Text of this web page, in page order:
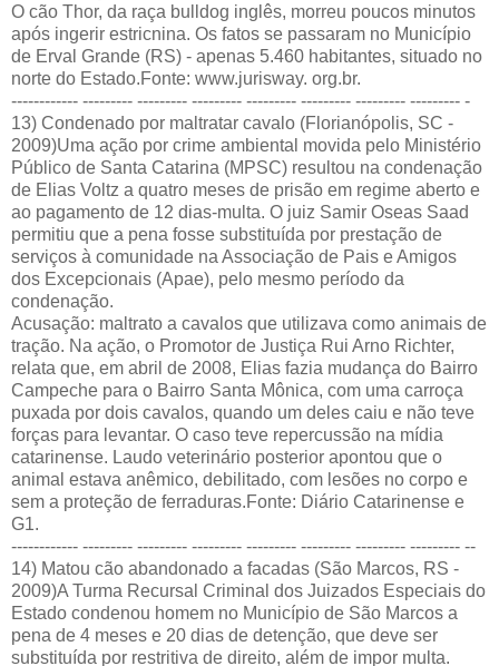
O cão Thor, da raça bulldog inglês, morreu poucos minutos
após ingerir estricnina. Os fatos se passaram no Município
de Erval Grande (RS) - apenas 5.460 habitantes, situado no
norte do Estado.Fonte: www.jurisway. org.br.
------------ --------- --------- --------- --------- --------- --------- --------- -
13) Condenado por maltratar cavalo (Florianópolis, SC -
2009)Uma ação por crime ambiental movida pelo Ministério
Público de Santa Catarina (MPSC) resultou na condenação
de Elias Voltz a quatro meses de prisão em regime aberto e
ao pagamento de 12 dias-multa. O juiz Samir Oseas Saad
permitiu que a pena fosse substituída por prestação de
serviços à comunidade na Associação de Pais e Amigos
dos Excepcionais (Apae), pelo mesmo período da
condenação.
Acusação: maltrato a cavalos que utilizava como animais de
tração. Na ação, o Promotor de Justiça Rui Arno Richter,
relata que, em abril de 2008, Elias fazia mudança do Bairro
Campeche para o Bairro Santa Mônica, com uma carroça
puxada por dois cavalos, quando um deles caiu e não teve
forças para levantar. O caso teve repercussão na mídia
catarinense. Laudo veterinário posterior apontou que o
animal estava anêmico, debilitado, com lesões no corpo e
sem a proteção de ferraduras.Fonte: Diário Catarinense e
G1.
------------ --------- --------- --------- --------- --------- --------- --------- --
14) Matou cão abandonado a facadas (São Marcos, RS -
2009)A Turma Recursal Criminal dos Juizados Especiais do
Estado condenou homem no Município de São Marcos a
pena de 4 meses e 20 dias de detenção, que deve ser
substituída por restritiva de direito, além de impor multa.